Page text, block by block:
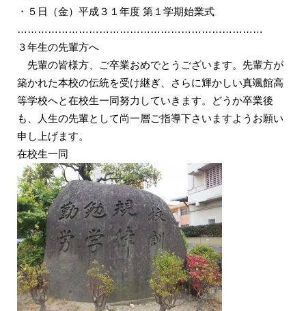
・５日（金）平成３１年度 第１学期始業式
………………………………………………………………
３年生の先輩方へ
先輩の皆様方、ご卒業おめでとうございます。先輩方が
築かれた本校の伝統を受け継ぎ、さらに輝かしい真颯館高
等学校へと在校生一同努力していきます。どうか卒業後
も、人生の先輩として尚一層ご指導下さいますようお願い
申し上げます。
在校生一同